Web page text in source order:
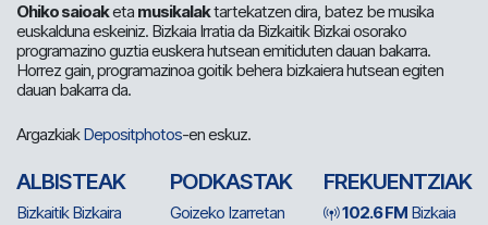
Ohiko saioaketa musikalaktartekatzen dira, batez be musika
euskalduna eskeiniz. Bizkaia Irratia da Bizkaitik Bizkai osorako
programazino guztia euskera hutsean emitiduten dauan bakarra.
Horrez gain, programazinoa goitik behera bizkaiera hutsean egiten
dauan bakarra da.
ArgazkiakDepositphotos-en eskuz.
ALBISTEAK
Bizkaitik Bizkaira
PODKASTAK
Goizeko Izarretan
FREKUENTZIAK
102.6 FM Bizkaia